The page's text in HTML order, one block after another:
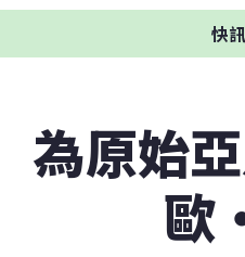
快訊
為原始
歐